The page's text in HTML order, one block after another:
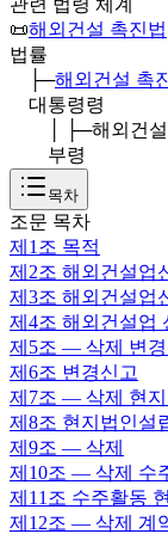
📜해외건설 촉진법
법률
├─해외건설 촉
대통령령
│ ├─해외건
부령
목차
조문 목차
제1조 목적
제2조 해외건설업
제3조 해외건설업
제4조 해외건설업
제5조 — 삭제 변경
제6조 변경신고
제7조 — 삭제 현지
제8조 현지법인설
제9조 — 삭제
제10조 — 삭제 수
제11조 수주활동
제12조 — 삭제 계